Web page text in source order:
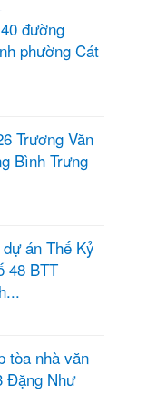
đường
phường Cát
Trương Văn
Bình Trưng
án Thế Kỷ
48 BTT
tòa nhà văn
Đặng Như